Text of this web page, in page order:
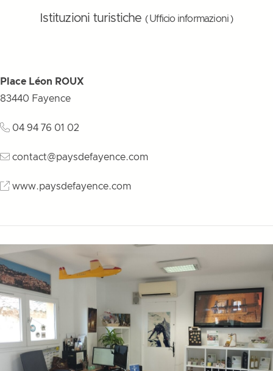
Istituzioni turistiche ( Ufficio informazioni )
Place Léon ROUX
83440 Fayence
04 94 76 01 02
contact@paysdefayence.com
www.paysdefayence.com